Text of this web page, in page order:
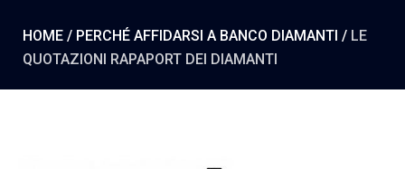
HOME / PERCHÉ AFFIDARSI A BANCO DIAMANTI / LE
QUOTAZIONI RAPAPORT DEI DIAMANTI